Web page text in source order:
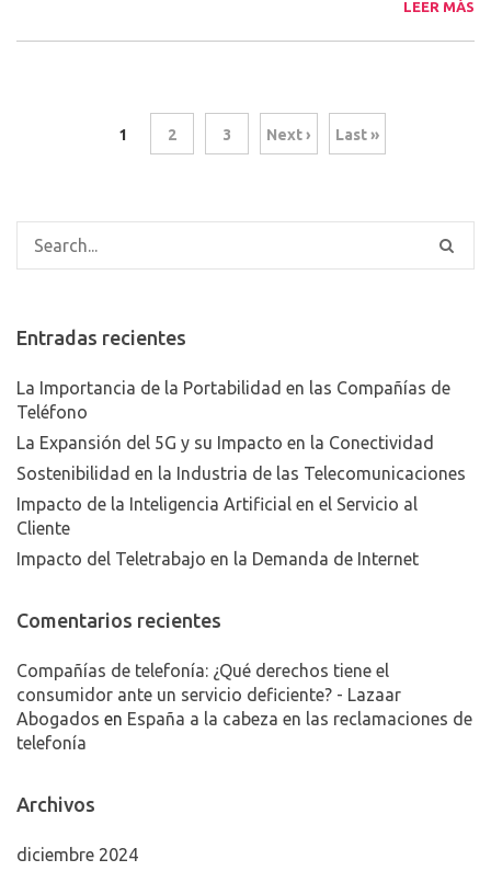
LEER MÁS
1 2 3 Next › Last »
Entradas recientes
La Importancia de la Portabilidad en las Compañías de
Teléfono
La Expansión del 5G y su Impacto en la Conectividad
Sostenibilidad en la Industria de las Telecomunicaciones
Impacto de la Inteligencia Artificial en el Servicio al
Cliente
Impacto del Teletrabajo en la Demanda de Internet
Comentarios recientes
Compañías de telefonía: ¿Qué derechos tiene el
consumidor ante un servicio deficiente? - Lazaar
Abogados en España a la cabeza en las reclamaciones de
telefonía
Archivos
diciembre 2024